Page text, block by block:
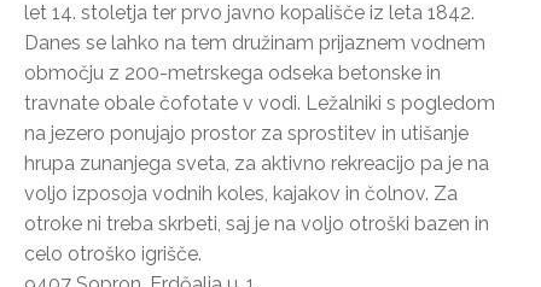
let 14. stoletja ter prvo javno kopališče iz leta 1842.
Danes se lahko na tem družinam prijaznem vodnem
območju z 200-metrskega odseka betonske in
travnate obale čofotate v vodi. Ležalniki s pogledom
na jezero ponujajo prostor za sprostitev in utišanje
hrupa zunanjega sveta, za aktivno rekreacijo pa je na
voljo izposoja vodnih koles, kajakov in čolnov. Za
otroke ni treba skrbeti, saj je na voljo otroški bazen in
celo otroško igrišče.